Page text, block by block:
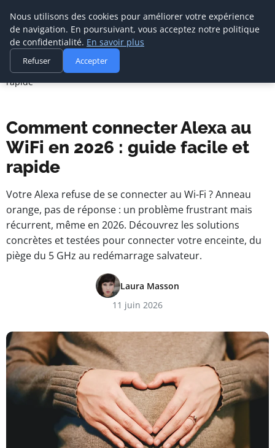
Agence Media Com
Communication digitale & stratégie web
Accueil
Comment connecter Alexa au WiFi en 2026 : guide facile et
rapide
Comment connecter Alexa au
WiFi en 2026 : guide facile et
rapide
Votre Alexa refuse de se connecter au Wi-Fi ? Anneau
orange, pas de réponse : un problème frustrant mais
récurrent, même en 2026. Découvrez les solutions
concrètes et testées pour connecter votre enceinte, du
piège du 5 GHz au redémarrage salvateur.
Laura Masson
11 juin 2026
Nous utilisons des cookies pour améliorer votre expérience
de navigation. En poursuivant, vous acceptez notre politique
de confidentialité. En savoir plus
Refuser Accepter